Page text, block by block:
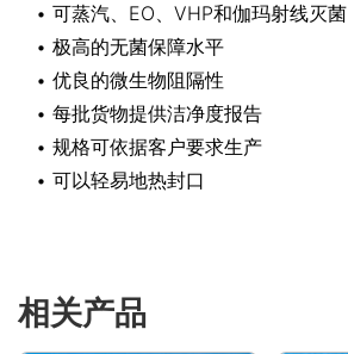
• 可蒸汽、EO、VHP和伽玛射线灭菌
• 极高的无菌保障水平
• 优良的微生物阻隔性
• 每批货物提供洁净度报告
• 规格可依据客户要求生产
• 可以轻易地热封口
相关产品